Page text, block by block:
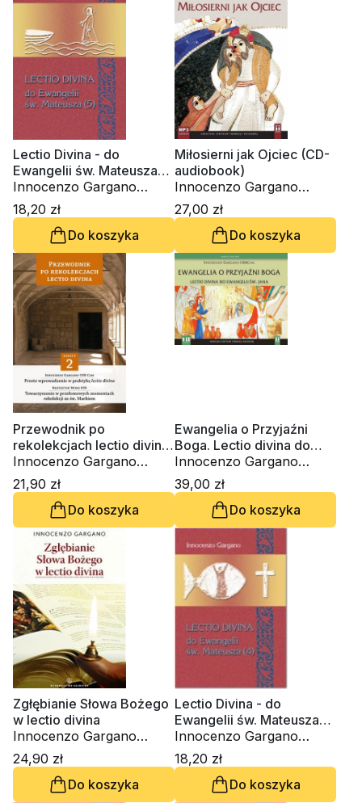
Lectio Divina - do
Ewangelii św. Mateusza
(5) (Tom 27)
Innocenzo Gargano
OSBCam.
18,20 zł
Do koszyka
Miłosierni jak Ojciec (CD-
audiobook)
Innocenzo Gargano
OSBCam.
27,00 zł
Do koszyka
Przewodnik po
rekolekcjach lectio divina.
Zeszyt 2
Innocenzo Gargano
OSBCam., ks. Krzysztof
Wons SDS
21,90 zł
Do koszyka
Ewangelia o Przyjaźni
Boga. Lectio divina do
Ewangelii św. Jana
(6xCD-audiobook)
Innocenzo Gargano
OSBCam.
39,00 zł
Do koszyka
Zgłębianie Słowa Bożego
w lectio divina
Innocenzo Gargano
OSBCam.
24,90 zł
Do koszyka
Lectio Divina - do
Ewangelii św. Mateusza
(4) (Tom 26)
Innocenzo Gargano
OSBCam.
18,20 zł
Do koszyka